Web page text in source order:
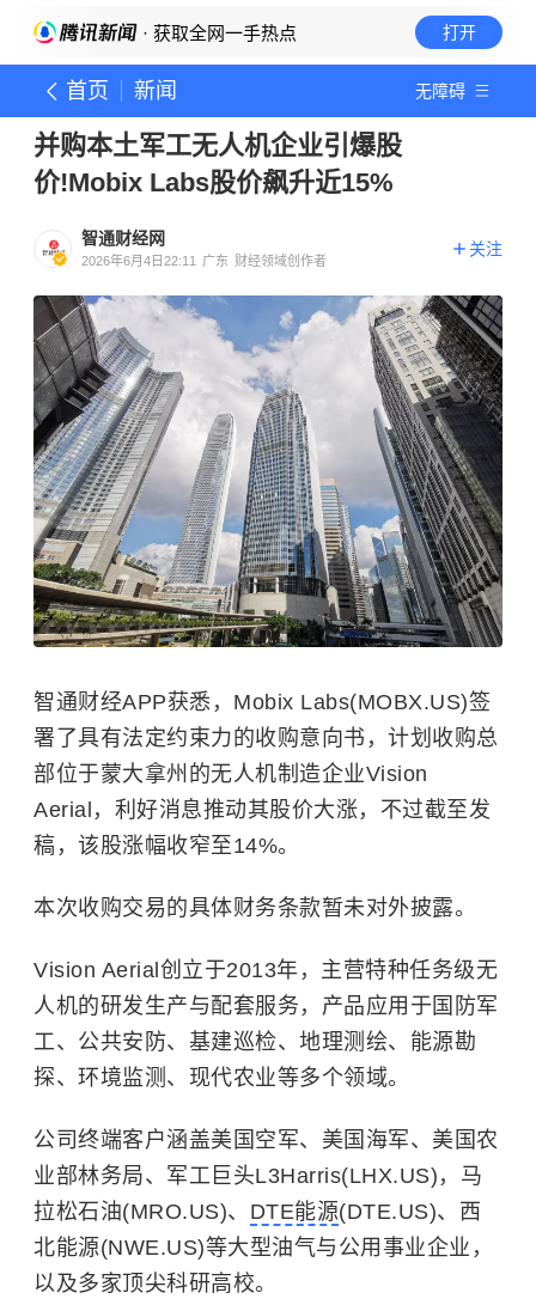
· 获取全网一手热点 打开
首页 新闻 无障碍
并购本土军工无人机企业引爆股
价!Mobix Labs股价飙升近15%
智通财经网
2026年6月4日22:11 广东 财经领域创作者
关注
智通财经APP获悉，Mobix Labs(MOBX.US)签
署了具有法定约束力的收购意向书，计划收购总
部位于蒙大拿州的无人机制造企业Vision
Aerial，利好消息推动其股价大涨，不过截至发
稿，该股涨幅收窄至14%。
本次收购交易的具体财务条款暂未对外披露。
Vision Aerial创立于2013年，主营特种任务级无
人机的研发生产与配套服务，产品应用于国防军
工、公共安防、基建巡检、地理测绘、能源勘
探、环境监测、现代农业等多个领域。
公司终端客户涵盖美国空军、 美国海军、美国农
业部林务局、军工巨头L3Harris(LHX.US)，马
拉松石油(MRO.US)、 DTE能源(DTE.US)、西
北能源(NWE.US)等大型油气与公用事业企业，
以及多家顶尖科研高校。